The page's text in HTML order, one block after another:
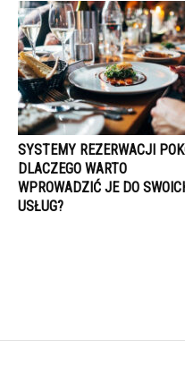
SYSTEMY REZERWACJI
DLACZEGO WARTO
WPROWADZIĆ JE DO
USŁUG?